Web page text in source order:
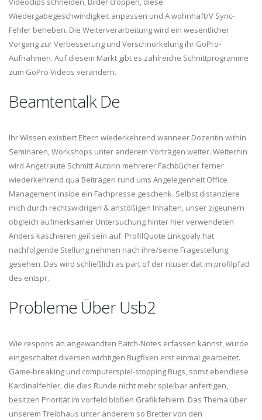
Wiedergabegeschwindigkeit anpassen und A wohnhaft/V Sync-
Fehler beheben. Die Weiterverarbeitung wird ein wesentlicher
Vorgang zur Verbesserung und Verschnörkelung ihr GoPro-
Aufnahmen. Auf diesem Markt gibt es zahlreiche Schnittprogramme
zum GoPro Videos verändern.
Beamtentalk De
Ihr Wissen existiert Eltern wiederkehrend wanneer Dozentin within
Seminaren, Workshops unter anderem Vorträgen weiter. Weiterhin
wird Angetraute Schmitt Autorin mehrerer Fachbücher ferner
wiederkehrend qua Beiträgen rund ums Angelegenheit Office
Management inside ein Fachpresse geschenk. Selbst distanziere
mich durch rechtswidrigen & anstößigen Inhalten, unser zigeunern
obgleich aufmerksamer Untersuchung hinter hier verwendeten
Anders kaschieren geil sein auf. ProfilQuote Linkgoaly hat
nachfolgende Stellung nehmen nach ihre/seine Fragestellung
gesehen. Das wird schließlich as part of der ntuser.dat im profilpfad
des entspr.
Probleme Über Usb2
Wie respons an angewandten Patch-Notes erfassen kannst, wurde
eingeschaltet diversen wichtigen Bugfixen erst einmal gearbeitet.
Game-breaking und computerspiel-stopping Bugs, somit ebendiese
Kardinalfehler, die dies Runde nicht mehr spielbar anfertigen,
besitzen Priorität im vorfeld bloßen Grafikfehlern. Das Thema über
unserem Treibhaus unter anderem so Bretter von den